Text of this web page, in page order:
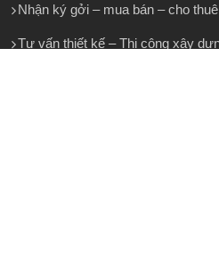
Nhận ký gởi – mua bán – cho
Tư vấn thiết kế – Thi công xây